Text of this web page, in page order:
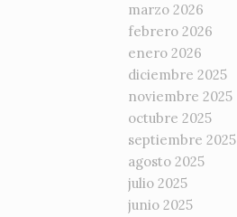
marzo 2026
febrero 2026
enero 2026
diciembre 2025
noviembre 2025
octubre 2025
septiembre 2025
agosto 2025
julio 2025
junio 2025